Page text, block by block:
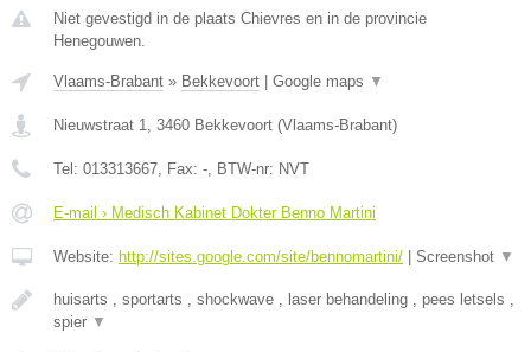
Niet gevestigd in de plaats Chievres en in de provincie
Henegouwen.
Vlaams-Brabant » Bekkevoort Google maps ▼
Nieuwstraat 1, 3460 Bekkevoort (Vlaams-Brabant)
Tel: 013313667, Fax: -, BTW-nr: NVT
E-mail › Medisch Kabinet Dokter Benno Martini
Website: http://sites.google.com/site/bennomartini/ Screenshot ▼
huisarts , sportarts , shockwave , laser behandeling , pees letsels ,
spier ▼